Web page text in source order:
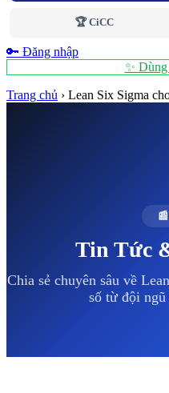
🏆 CiCC
🔑 Đăng nhập
✨
Trang chủ › Lean Six Sigma
Tin Tức
Chia sẻ chuyên sâu về
số từ đội